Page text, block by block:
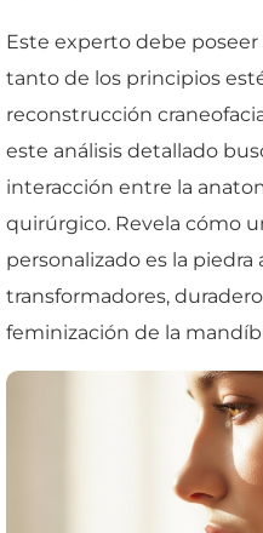
Este experto debe
tanto de los principios
reconstrucción
este análisis detallado
interacción entre la
quirúrgico. Revela cómo
personalizado es la
transformadores,
feminización de la